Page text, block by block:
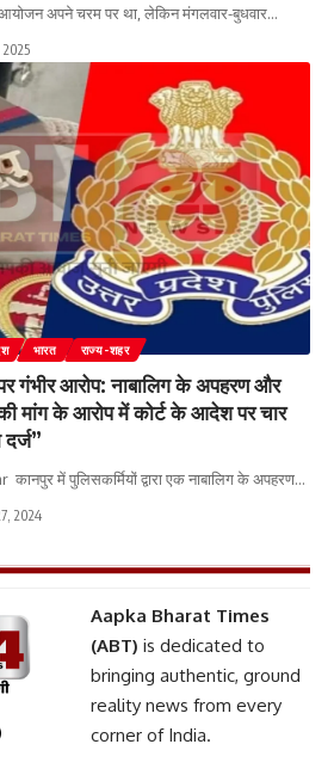
अपने चरम पर था, लेकिन मंगलवार-बुधवार…
2025
भारत राज्य-शहर
गंभीर आरोप: नाबालिग के अपहरण और
मांग के आरोप में कोर्ट के आदेश पर चार
में पुलिसकर्मियों द्वारा एक नाबालिग के अपहरण…
2024
Aapka Bharat Times
(ABT) is dedicated to
bringing authentic, ground
reality news from every
corner of India.